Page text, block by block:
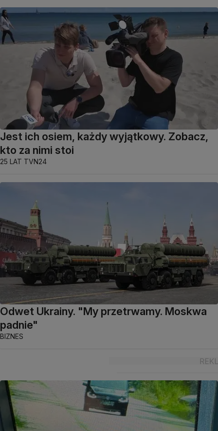
Jest ich osiem, każdy wyjątkowy. Zobacz,
kto za nimi stoi
25 LAT TVN24
Odwet Ukrainy. "My przetrwamy. Moskwa
padnie"
BIZNES